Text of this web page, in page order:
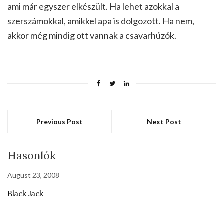
ami már egyszer elkészült. Ha lehet azokkal a
szerszámokkal, amikkel apa is dolgozott. Ha nem,
akkor még mindig ott vannak a csavarhúzók.
Previous Post Next Post
Hasonlók
August 23, 2008
Black Jack